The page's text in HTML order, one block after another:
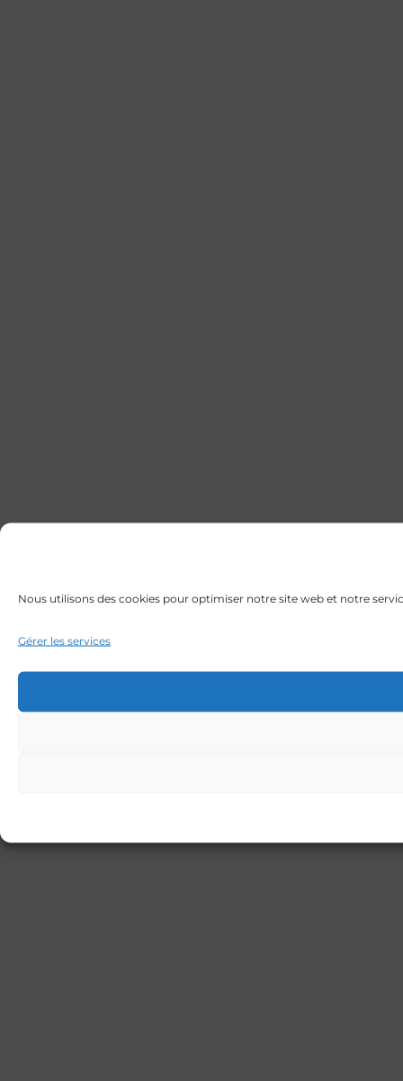
Nous utilisons des cookies pour optimiser notre site web et notre
Gérer les services